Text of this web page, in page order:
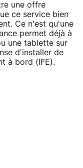
une offre
ce service bien
Ce n'est qu'une
permet déjà à
une tablette sur
d'installer de
à bord (IFE).